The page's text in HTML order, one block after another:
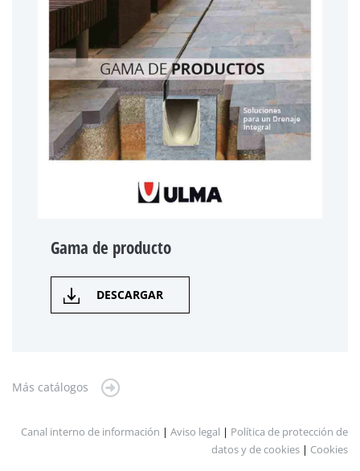
Gama de producto
DESCARGAR
Más catálogos
Canal interno de información | Aviso legal | Política de protección de
datos y de cookies | Cookies